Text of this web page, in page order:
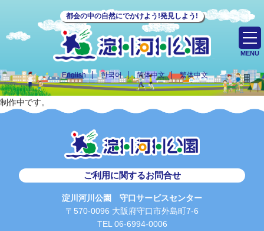
都会の中の自然にでかけよう!発見しよう!
English 한국어 简体中文 繁体中文
MENU
制作中です。
ご利用に関するお問合せ
淀川河川公園 守口サービスセンター
〒570-0096 大阪府守口市外島町7-6
TEL 06-6994-0006